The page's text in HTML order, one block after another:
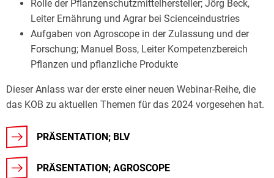
Rolle der Pflanzenschutzmittelhersteller; Jörg Beck,
Leiter Ernährung und Agrar bei Scienceindustries
Aufgaben von Agroscope in der Zulassung und der
Forschung; Manuel Boss, Leiter Kompetenzbereich
Pflanzen und pflanzliche Produkte
Dieser Anlass war der erste einer neuen Webinar-Reihe, die
das KOB zu aktuellen Themen für das 2024 vorgesehen hat.
PRÄSENTATION; BLV
PRÄSENTATION; AGROSCOPE